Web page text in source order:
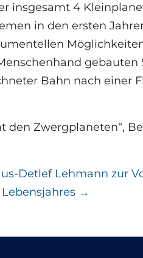
insgesamt 4
in den ersten
gebauten
Bahn nach einer
den Zwergplaneten“,
Detlef Lehmann zur
Lebensjahres →